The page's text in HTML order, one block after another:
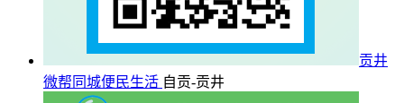
贡井
微帮同城便民生活 自贡-贡井